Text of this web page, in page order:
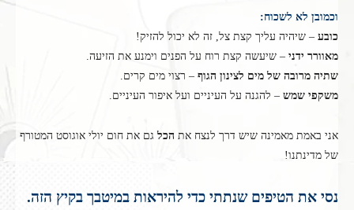
וכמובן לא לשכוח:
כובע – שיהיה עליך קצת צל, זה לא יכול להזיק!
מאוורר ידני – שיעשה קצת רוח על הפנים וימנע את הזיעה.
שתיה מרובה של מים לצינון הגוף – רצוי מים קרים.
משקפי שמש – להגנה על העיניים ועל איפור העיניים.
אני באמת מאמינה שיש דרך לנצח את הכל גם את חום יולי אוגוסט המטורף
של מדינתנו!
נסי את הטיפים שנתתי כדי להיראות במיטבך בקיץ הזה.